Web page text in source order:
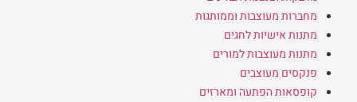
מחברות מעוצבות וממותגות
מתנות אישיות לחגים
מתנות מעוצבות למורים
פנקסים מעוצבים
קופסאות הפתעה ומארזים